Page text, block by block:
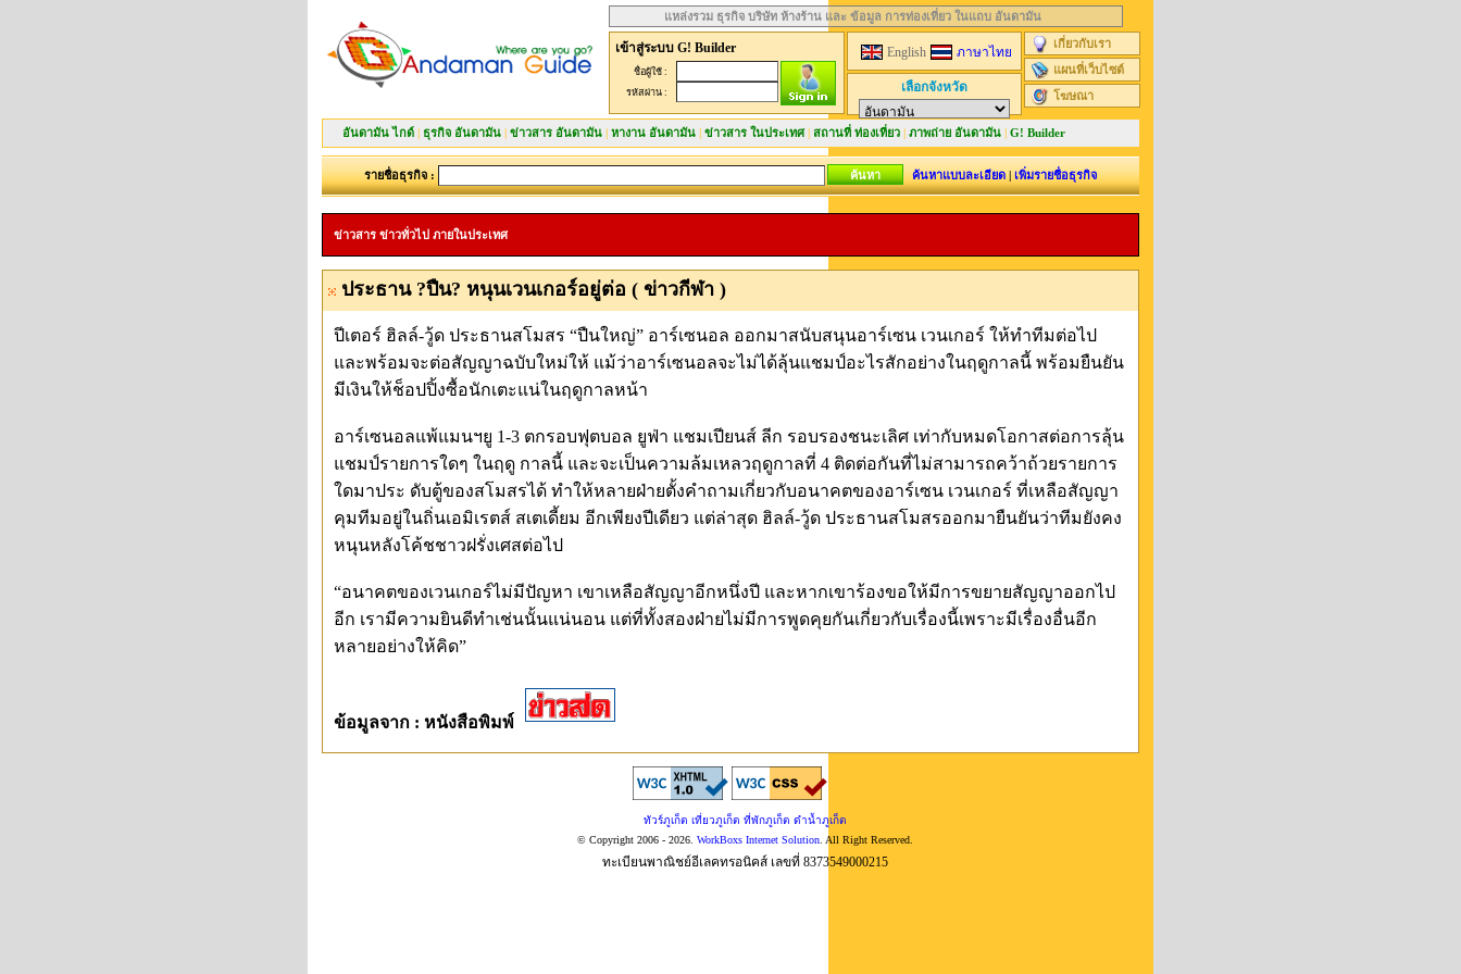
แหล่งรวม ธุรกิจ บริษัท ห้างร้าน และ ข้อมูล การท่องเที่ยว ในแถบ อันดามัน
เข้าสู่ระบบ G! Builder
ชื่อผู้ใช้ :
รหัสผ่าน :
English ภาษาไทย
เลือกจังหวัด
เกี่ยวกับเรา
แผนที่เว็บไซต์
โฆษณา
อันดามัน ไกด์ | ธุรกิจ อันดามัน | ข่าวสาร อันดามัน | หางาน อันดามัน | ข่าวสาร ในประเทศ| สถานที่ ท่องเที่ยว | ภาพถ่าย อันดามัน | G! Builder
รายชื่อธุรกิจ : ค้นหาแบบละเอียด|เพิ่มรายชื่อธุรกิจ
ข่าวสาร ข่าวทั่วไป ภายในประเทศ
ประธาน ?ปืน? หนุนเวนเกอร์อยู่ต่อ ( ข่าวกีฬา )
ปีเตอร์ ฮิลล์-วู้ด ประธานสโมสร “ปืนใหญ่” อาร์เซนอล ออกมาสนับสนุนอาร์เซน เวนเกอร์ ให้ทำทีมต่อไป
และพร้อมจะต่อสัญญาฉบับใหม่ให้ แม้ว่าอาร์เซนอลจะไม่ได้ลุ้นแชมป์อะไรสักอย่างในฤดูกาลนี้ พร้อมยืนยัน
มีเงินให้ช็อปปิ้งซื้อนักเตะแน่ในฤดูกาลหน้า
อาร์เซนอลแพ้แมนฯยู 1-3 ตกรอบฟุตบอล ยูฟ่า แชมเปียนส์ ลีก รอบรองชนะเลิศ เท่ากับหมดโอกาสต่อการลุ้น
แชมป์รายการใดๆ ในฤดู กาลนี้ และจะเป็นความล้มเหลวฤดูกาลที่ 4 ติดต่อกันที่ไม่สามารถคว้าถ้วยรายการ
ใดมาประ ดับตู้ของสโมสรได้ ทำให้หลายฝ่ายตั้งคำถามเกี่ยวกับอนาคตของอาร์เซน เวนเกอร์ ที่เหลือสัญญา
คุมทีมอยู่ในถิ่นเอมิเรตส์ สเตเดี้ยม อีกเพียงปีเดียว แต่ล่าสุด ฮิลล์-วู้ด ประธานสโมสรออกมายืนยันว่าทีมยังคง
หนุนหลังโค้ชชาวฝรั่งเศสต่อไป
“อนาคตของเวนเกอร์ไม่มีปัญหา เขาเหลือสัญญาอีกหนึ่งปี และหากเขาร้องขอให้มีการขยายสัญญาออกไป
อีก เรามีความยินดีทำเช่นนั้นแน่นอน แต่ที่ทั้งสองฝ่ายไม่มีการพูดคุยกันเกี่ยวกับเรื่องนี้เพราะมีเรื่องอื่นอีก
หลายอย่างให้คิด”
ข้อมูลจาก : หนังสือพิมพ์
ทัวร์ภูเก็ต เที่ยวภูเก็ต ที่พักภูเก็ต ดำน้ำภูเก็ต
© Copyright 2006 - 2026. WorkBoxs Internet Solution. All Right Reserved.
ทะเบียนพาณิชย์อีเลคทรอนิคส์ เลขที่ 8373549000215